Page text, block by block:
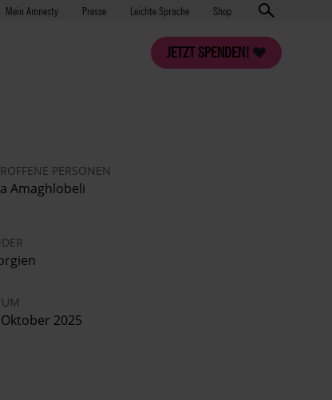
Mein Amnesty Presse
Presse Leichte Sprache Shop
JETZT SPENDEN!
PERSONEN
Amaghlobeli
2025